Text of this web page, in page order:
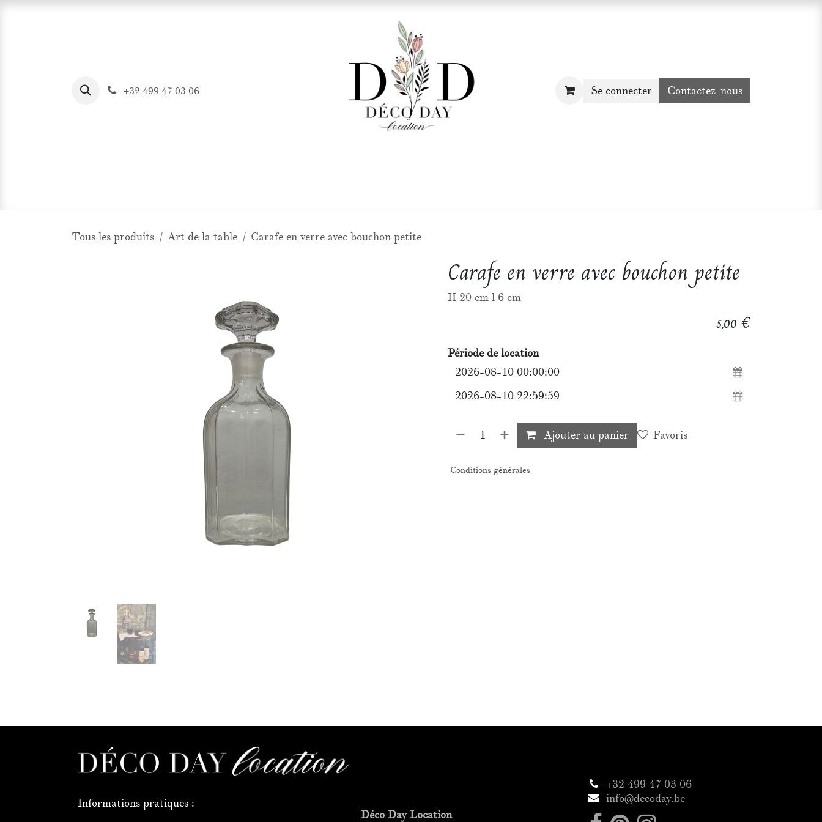
+32 499 47 03 06 Se connecter Contactez-nous
Tous les produits Art de la table Carafe en verre avec bouchon petite
Carafe en verre avec bouchon petite
H 20 cm l 6 cm
5,00 €
Période de location
Ajouter au panier Favoris
Conditions générales
Informations pratiques :
Déco Day Location
+32 499 47 03 06
info@decoday.be